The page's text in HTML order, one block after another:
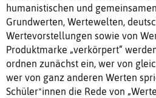
humanistischen und
Grundwerten, Wertewelten,
Wertevorstellungen sowie von
Produktmarke „verkörpert“
ordnen zunächst ein, wer von
wer von ganz anderen Werten
Schüler*innen die Rede von